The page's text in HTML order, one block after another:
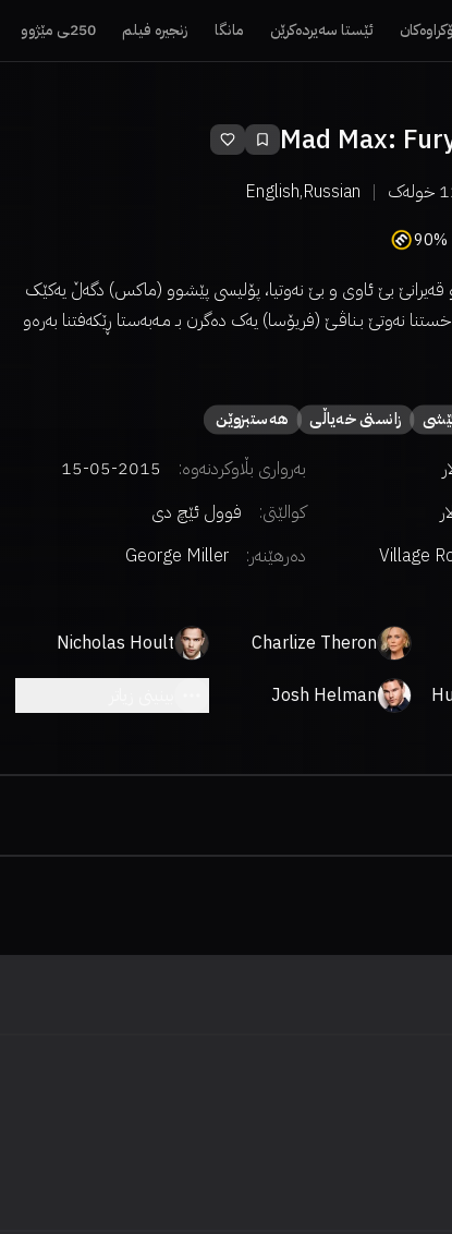
ئێستا سەیردەکرێن مانگا زنجیرە فیلم 250ـی مێژوو
Mad Max:
خولەک English,Russian
90%
قەیرانێ بێ ئاوی و بێ نەوتیا، پۆلیسی پێشوو (ماکس) دگەڵ یەکێک
نەوتێ بـناڤـێ (فریۆسا) یەک دەگرن بـ مـەبەستا ڕێکەفتنا بەرەو
زانستی خەیاڵی هەستبزوێن
بەرواری بڵاوکردنەوە:
2015-05-15
کوالێتی:
فوول ئێچ دی
Village
دەرهێنەر:
George Miller
Charlize Theron
Nicholas Hoult
Josh Helman